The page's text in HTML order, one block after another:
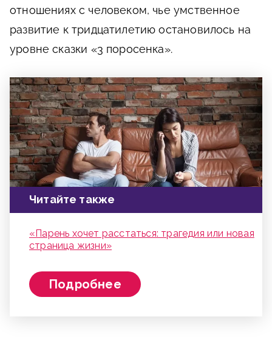
отношениях с человеком, чье умственное
развитие к тридцатилетию остановилось на
уровне сказки «3 поросенка».
Читайте также
«Парень хочет расстаться: трагедия или новая
страница жизни»
Подробнее